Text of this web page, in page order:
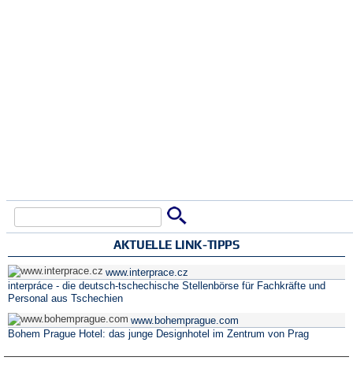
AKTUELLE LINK-TIPPS
www.interprace.cz
interpráce - die deutsch-tschechische Stellenbörse für Fachkräfte und
Personal aus Tschechien
www.bohemprague.com
Bohem Prague Hotel: das junge Designhotel im Zentrum von Prag